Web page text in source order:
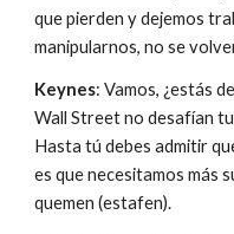
que pierden y dejemos
manipularnos, no se
Keynes: Vamos, ¿estás
Wall Street no desafían
Hasta tú debes admitir
es que necesitamos más
quemen (estafen).